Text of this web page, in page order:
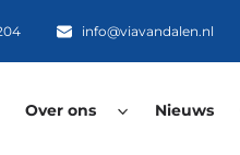
info@viavandalen.nl
Over ons Nieuws